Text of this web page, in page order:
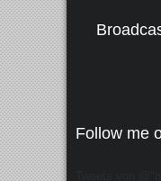
Follow me